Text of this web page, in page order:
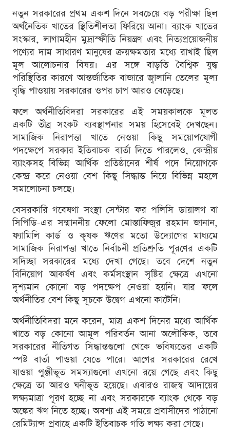
নতুন সরকারের প্রথম একশ দিনে সবচেয়ে বড় পরীক্ষা ছিল
অর্থনৈতিক খাতের স্থিতিশীলতা ফিরিয়ে আনা। ব্যাংক খাতের
সংস্কার, লাগামহীন মুদ্রাস্ফীতি নিয়ন্ত্রণ এবং নিত্যপ্রয়োজনীয়
পণ্যের দাম সাধারণ মানুষের ক্রয়ক্ষমতার মধ্যে রাখাই ছিল
মূল আলোচনার বিষয়। এর সঙ্গে বাড়তি বৈশ্বিক যুদ্ধ
পরিস্থিতির কারণে আন্তর্জাতিক বাজারে জ্বালানি তেলের মূল্য
বৃদ্ধি পাওয়ায় সরকারের ওপর চাপ আরও বেড়েছে।
ফলে অর্থনীতিবিদরা সরকারের এই সময়কালকে মূলত
একটি তীব্র সংকট ব্যবস্থাপনার সময় হিসেবেই দেখছেন।
সামাজিক নিরাপত্তা খাতে নেওয়া কিছু সময়োপযোগী
পদক্ষেপে সরকার ইতিবাচক বার্তা দিতে পারলেও, কেন্দ্রীয়
ব্যাংকসহ বিভিন্ন আর্থিক প্রতিষ্ঠানের শীর্ষ পদে নিয়োগকে
কেন্দ্র করে নেওয়া বেশ কিছু সিদ্ধান্ত নিয়ে বিভিন্ন মহলে
সমালোচনা চলছে।
বেসরকারি গবেষণা সংস্থা সেন্টার ফর পলিসি ডায়ালগ বা
সিপিডি-এর সম্মাননীয় ফেলো মোস্তাফিজুর রহমান জানান,
ফ্যামিলি কার্ড ও কৃষক ঋণের মতো উদ্যোগের মাধ্যমে
সামাজিক নিরাপত্তা খাতে নির্বাচনী প্রতিশ্রুতি পূরণের একটি
সদিচ্ছা সরকারের মধ্যে দেখা গেছে। তবে দেশে নতুন
বিনিয়োগ আকর্ষণ এবং কর্মসংস্থান সৃষ্টির ক্ষেত্রে এখনো
দৃশ্যমান কোনো বড় পদক্ষেপ নেওয়া হয়নি। যার ফলে
অর্থনীতির বেশ কিছু সূচকে উদ্বেগ এখনো কাটেনি।
অর্থনীতিবিদরা মনে করেন, মাত্র একশ দিনের মধ্যে আর্থিক
খাতে বড় কোনো আমূল পরিবর্তন আনা অলৌকিক, তবে
সরকারের নীতিগত সিদ্ধান্তগুলো থেকে ভবিষ্যতের একটি
স্পষ্ট বার্তা পাওয়া যেতে পারে। আগের সরকারের রেখে
যাওয়া পুঞ্জীভূত সমস্যাগুলো এখনো রয়ে গেছে এবং কিছু
ক্ষেত্রে তা আরও ঘনীভূত হয়েছে। এবারও রাজস্ব আদায়ের
লক্ষ্যমাত্রা পূরণ হচ্ছে না এবং সরকারকে ব্যাংক থেকে বড়
অঙ্কের ঋণ নিতে হচ্ছে। অবশ্য এই সময়ে প্রবাসীদের পাঠানো
রেমিট্যান্স প্রবাহে একটি ইতিবাচক গতি লক্ষ্য করা গেছে।